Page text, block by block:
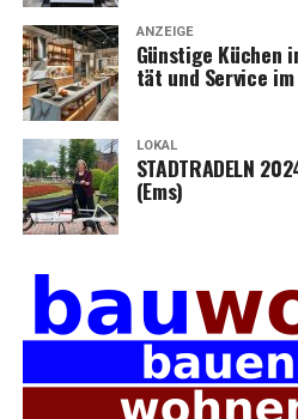
ANZEIGE
Güns­ti­ge Küchen
tät und Ser­vice im
LOKAL
STADTRADELN
(Ems)